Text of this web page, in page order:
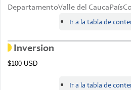
DepartamentoValle del CaucaPaís
Ir a la tabla de
Inversion
$100 USD
Ir a la tabla de